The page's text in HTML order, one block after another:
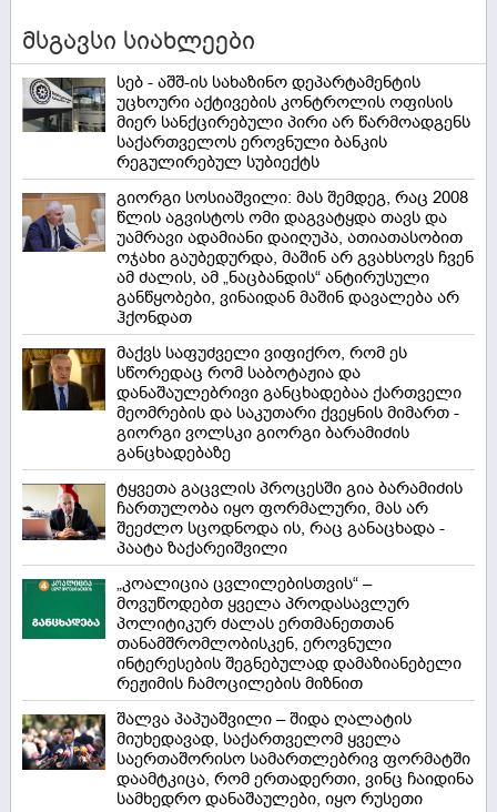
მსგავსი სიახლეები
სებ - აშშ-ის სახაზინო დეპარტამენტის
უცხოური აქტივების კონტროლის ოფისის
მიერ სანქცირებული პირი არ წარმოადგენს
საქართველოს ეროვნული ბანკის
რეგულირებულ სუბიექტს
გიორგი სოსიაშვილი: მას შემდეგ, რაც 2008
წლის აგვისტოს ომი დაგვატყდა თავს და
უამრავი ადამიანი დაიღუპა, ათიათასობით
ოჯახი გაუბედურდა, მაშინ არ გვახსოვს ჩვენ
ამ ძალის, ამ „ნაცბანდის“ ანტირუსული
განწყობები, ვინაიდან მაშინ დავალება არ
ჰქონდათ
მაქვს საფუძველი ვიფიქრო, რომ ეს
სწორედაც რომ საბოტაჟია და
დანაშაულებრივი განცხადებაა ქართველი
მეომრების და საკუთარი ქვეყნის მიმართ -
გიორგი ვოლსკი გიორგი ბარამიძის
განცხადებაზე
ტყვეთა გაცვლის პროცესში გია ბარამიძის
ჩართულობა იყო ფორმალური, მას არ
შეეძლო სცოდნოდა ის, რაც განაცხადა -
პაატა ზაქარეიშვილი
„კოალიცია ცვლილებისთვის“ –
მოვუწოდებთ ყველა პროდასავლურ
პოლიტიკურ ძალას ერთმანეთთან
თანამშრომლობისკენ, ეროვნული
ინტერესების შეგნებულად დამაზიანებელი
რეჟიმის ჩამოცილების მიზნით
შალვა პაპუაშვილი – შიდა ღალატის
მიუხედავად, საქართველომ ყველა
საერთაშორისო სამართლებრივ ფორმატში
დაამტკიცა, რომ ერთადერთი, ვინც ჩაიდინა
სამხედრო დანაშაულები, იყო რუსეთი